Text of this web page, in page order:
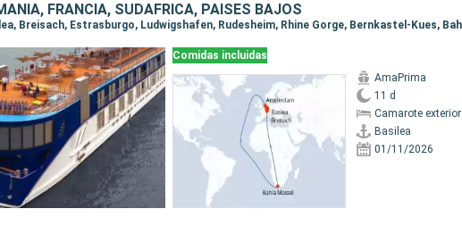
FRANCIA, SUDAFRICA, PAISES BAJOS
Comidas incluidas
AmaPrima
11 d
Camarote exterior
Basilea
01/11/2026